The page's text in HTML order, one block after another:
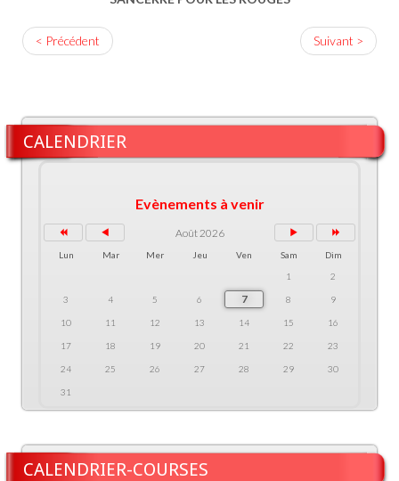
< Précédent Suivant >
CALENDRIER
Evènements à venir
Août 2026
Lun Mar Mer Jeu Ven Sam
Dim
1
2
3 4 5 6 7 8 9
10 11 12 13 14 15 16
17 18 19 20 21 22 23
24 25 26 27 28 29 30
31
CALENDRIER-COURSES